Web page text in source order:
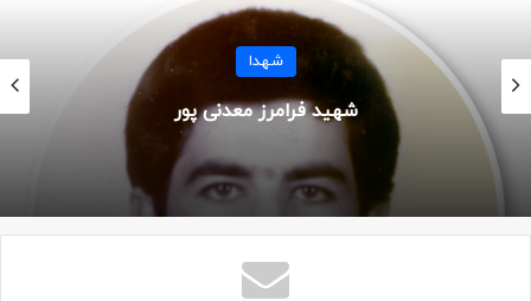
محل تولد: کرج
سن: ۲۰ سال
تاریخ شهادت: ۱۹ دی ۱۳۶۵
شهدا
شهید فرامرز معدنی پور